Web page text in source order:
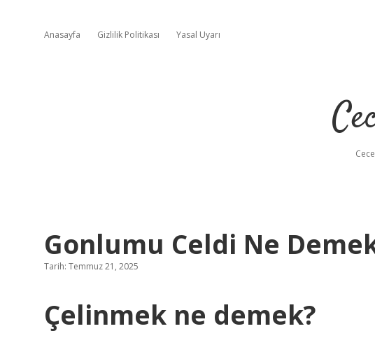
Anasayfa Gizlilik Politikası Yasal Uyarı
Gonlumu Celdi Ne
Tarih: Temmuz 21, 2025
Çelinmek ne demek?